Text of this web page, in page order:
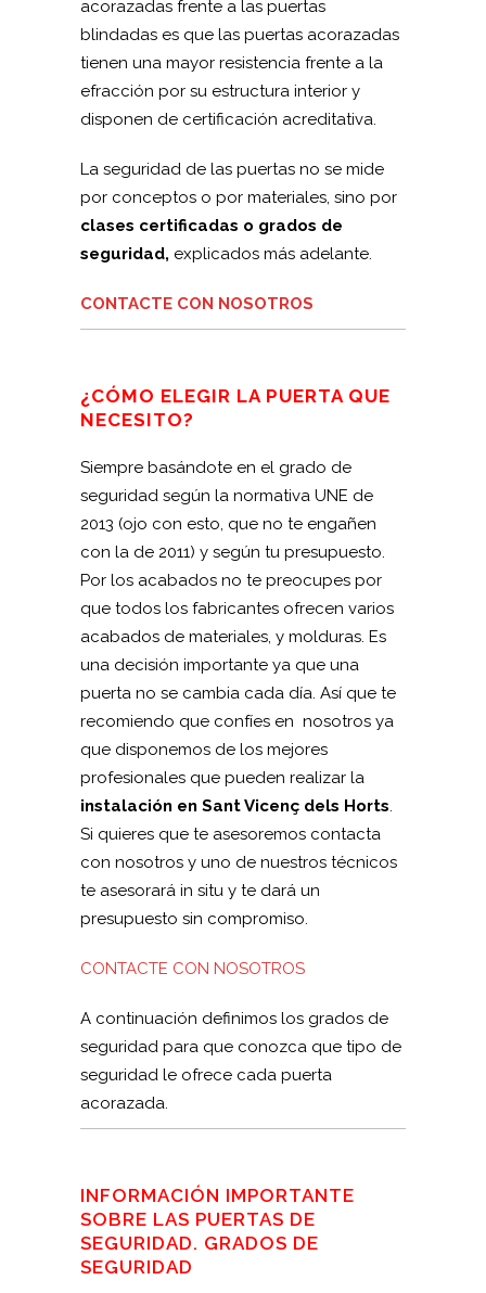
acorazadas frente a las puertas
blindadas es que las puertas acorazadas
tienen una mayor resistencia frente a la
efracción por su estructura interior y
disponen de certificación acreditativa.
La seguridad de las puertas no se mide
por conceptos o por materiales, sino por
clases certificadas o grados de
seguridad, explicados más adelante.
CONTACTE CON NOSOTROS
¿CÓMO ELEGIR LA PUERTA QUE
NECESITO?
Siempre basándote en el grado de
seguridad según la normativa UNE de
2013 (ojo con esto, que no te engañen
con la de 2011) y según tu presupuesto.
Por los acabados no te preocupes por
que todos los fabricantes ofrecen varios
acabados de materiales, y molduras. Es
una decisión importante ya que una
puerta no se cambia cada día. Así que te
recomiendo que confíes en nosotros ya
que disponemos de los mejores
profesionales que pueden realizar la
instalación en Sant Vicenç dels Horts.
Si quieres que te asesoremos contacta
con nosotros y uno de nuestros técnicos
te asesorará in situ y te dará un
presupuesto sin compromiso.
CONTACTE CON NOSOTROS
A continuación definimos los grados de
seguridad para que conozca que tipo de
seguridad le ofrece cada puerta
acorazada.
INFORMACIÓN IMPORTANTE
SOBRE LAS PUERTAS DE
SEGURIDAD. GRADOS DE
SEGURIDAD